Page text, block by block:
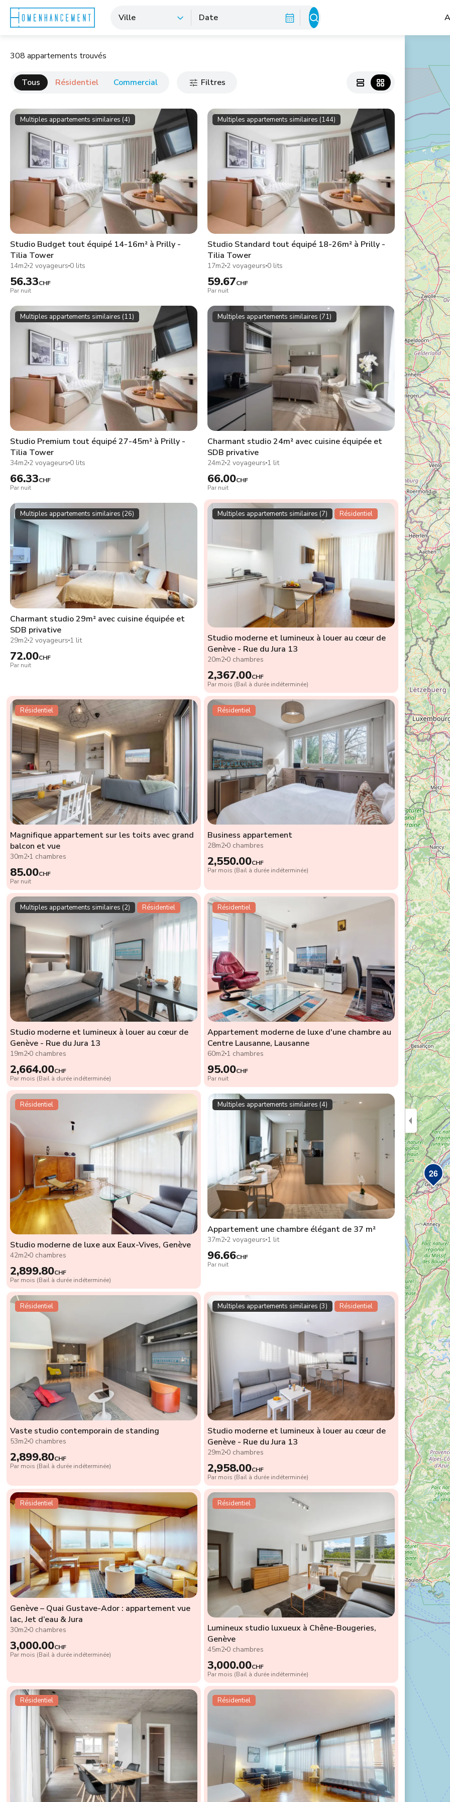
Ville Date
308 appartements trouvés
Tous Résidentiel Commercial Filtres
Multiples appartements similaires (4)
Studio Budget tout équipé 14-16m² à Prilly -
Tilia Tower
14m2 2 voyageurs 0 lits
56.33CHF
Par nuit
Multiples appartements similaires (144)
Studio Standard tout équipé 18-26m² à Prilly -
Tilia Tower
17m2 2 voyageurs 0 lits
59.67CHF
Par nuit
Multiples appartements similaires (11)
Studio Premium tout équipé 27-45m² à Prilly -
Tilia Tower
34m2 2 voyageurs 0 lits
66.33CHF
Par nuit
Multiples appartements similaires (71)
Charmant studio 24m² avec cuisine équipée et
SDB privative
24m2 2 voyageurs 1 lit
66.00CHF
Par nuit
Multiples appartements similaires (26)
Charmant studio 29m² avec cuisine équipée et
SDB privative
29m2 2 voyageurs 1 lit
72.00CHF
Par nuit
Multiples appartements similaires (7) Résidentiel
Studio moderne et lumineux à louer au cœur de
Genève - Rue du Jura 13
20m2 0 chambres
2,367.00CHF
Par mois (Bail à durée indéterminée)
Résidentiel
Magnifique appartement sur les toits avec grand
balcon et vue
30m2 1 chambres
85.00CHF
Par nuit
Résidentiel
Business appartement
28m2 0 chambres
2,550.00CHF
Par mois (Bail à durée indéterminée)
Multiples appartements similaires (2) Résidentiel
Studio moderne et lumineux à louer au cœur de
Genève - Rue du Jura 13
19m2 0 chambres
2,664.00CHF
Par mois (Bail à durée indéterminée)
Résidentiel
Appartement moderne de luxe d'une chambre au
Centre Lausanne, Lausanne
60m2 1 chambres
95.00CHF
Par nuit
Résidentiel
Studio moderne de luxe aux Eaux-Vives, Genève
42m2 0 chambres
2,899.80CHF
Par mois (Bail à durée indéterminée)
Multiples appartements similaires (4)
Appartement une chambre élégant de 37 m²
37m2 2 voyageurs 1 lit
96.66CHF
Par nuit
Résidentiel
Vaste studio contemporain de standing
53m2 0 chambres
2,899.80CHF
Par mois (Bail à durée indéterminée)
Multiples appartements similaires (3) Résidentiel
Studio moderne et lumineux à louer au cœur de
Genève - Rue du Jura 13
29m2 0 chambres
2,958.00CHF
Par mois (Bail à durée indéterminée)
Résidentiel
Genève – Quai Gustave-Ador : appartement vue
lac, Jet d’eau & Jura
30m2 0 chambres
3,000.00CHF
Par mois (Bail à durée indéterminée)
Résidentiel
Lumineux studio luxueux à Chêne-Bougeries,
Genève
45m2 0 chambres
3,000.00CHF
Par mois (Bail à durée indéterminée)
Résidentiel Résidentiel
26